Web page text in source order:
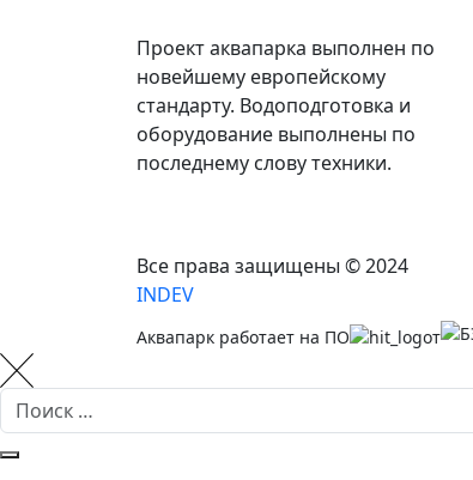
Проект аквапарка выполнен по
новейшему европейскому
стандарту. Водоподготовка и
оборудование выполнены по
последнему слову техники.
Все права защищены © 2024
INDEV
Аквапарк работает на ПО от